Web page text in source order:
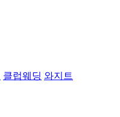
클럽웨딩 와지트